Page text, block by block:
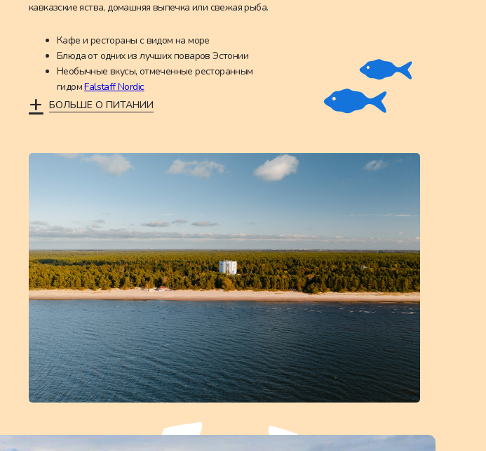
кавказские яства, домашняя выпечка или свежая рыба.
Кафе и рестораны с видом на море
Блюда от одних из лучших поваров Эстонии
Необычные вкусы, отмеченные ресторанным
гидомFalstaff Nordic
+ БОЛЬШЕ О ПИТАНИИ